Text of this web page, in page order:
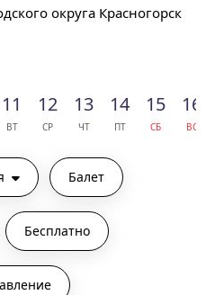
округа Красногорск
11
ВТ
12
СР
13
ЧТ
14
ПТ
15
СБ
16
ВС
Балет
Бесплатно